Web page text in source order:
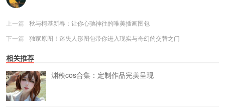
上一篇
秋与柯基新春：让你心驰神往的唯美插画图包
下一篇
独家原图！迷失人形图包带你进入现实与奇幻的交替之门
相关推荐
渊秧cos合集：定制作品完美呈现